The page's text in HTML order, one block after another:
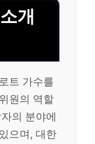
개
트 가수를
원의 역할
의 분야에
으며, 대한